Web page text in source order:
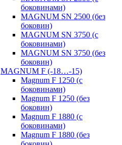
боковинами)
MAGNUM SN 2500 (без
боковин)
MAGNUM SN 3750 (с
боковинами)
MAGNUM SN 3750 (без
боковин)
MAGNUM F (-18…-15)
Magnum F 1250 (с
боковинами)
Magnum F 1250 (без
боковин)
Magnum F 1880 (с
боковинами)
Magnum F 1880 (без